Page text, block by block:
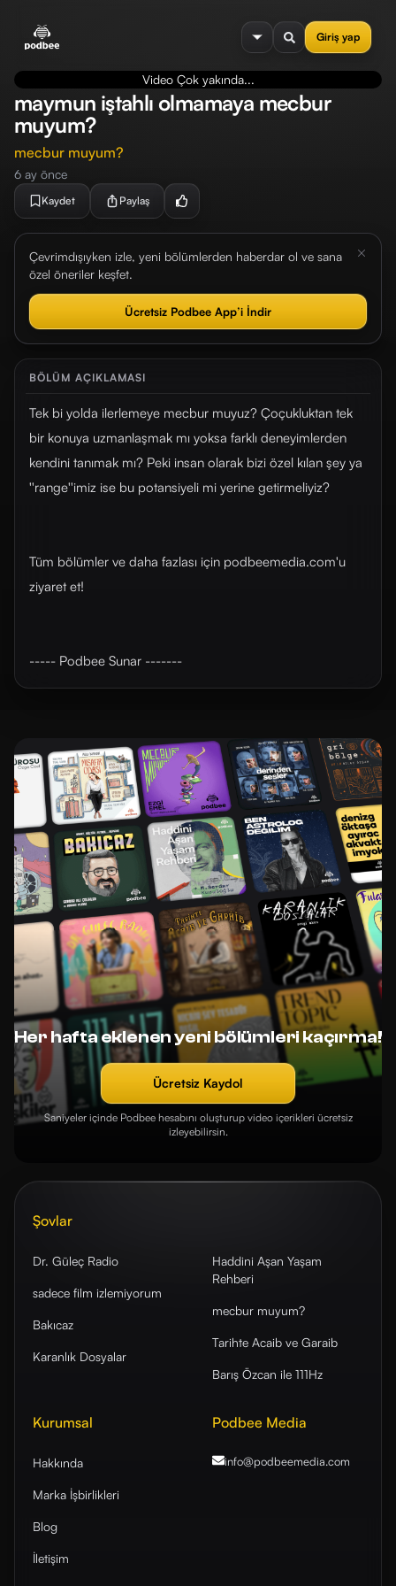
Giriş yap
menu
Video Çok yakında...
maymun iştahlı olmamaya mecbur
muyum?
mecbur muyum?
6 ay önce
Kaydet Paylaş
Çevrimdışıyken izle, yeni bölümlerden haberdar ol ve sana
özel öneriler keşfet.
Ücretsiz Podbee App’i İndir
BÖLÜM AÇIKLAMASI
Tek bi yolda ilerlemeye mecbur muyuz? Çoçukluktan tek
bir konuya uzmanlaşmak mı yoksa farklı deneyimlerden
kendini tanımak mı? Peki insan olarak bizi özel kılan şey ya
''range''imiz ise bu potansiyeli mi yerine getirmeliyiz?
Tüm bölümler ve daha fazlası için ⁠⁠⁠⁠⁠⁠⁠⁠⁠⁠⁠⁠⁠⁠⁠⁠⁠⁠⁠⁠⁠⁠⁠⁠⁠⁠⁠⁠⁠⁠⁠⁠⁠⁠⁠⁠⁠podbeemedia.com⁠⁠⁠⁠⁠⁠⁠⁠⁠⁠⁠⁠⁠⁠⁠⁠⁠⁠⁠⁠⁠⁠⁠⁠⁠⁠⁠⁠⁠⁠⁠⁠⁠⁠⁠⁠⁠'u
ziyaret et!
----- Podbee Sunar -------
Her hafta eklenen yeni bölümleri kaçırma!
Ücretsiz Kaydol
Saniyeler içinde Podbee hesabını oluşturup video içerikleri ücretsiz
izleyebilirsin.
Şovlar
Dr. Güleç Radio
sadece film izlemiyorum
Bakıcaz
Karanlık Dosyalar
Haddini Aşan Yaşam
Rehberi
mecbur muyum?
Tarihte Acaib ve Garaib
Barış Özcan ile 111Hz
Kurumsal
Hakkında
Marka İşbirlikleri
Blog
İletişim
Podbee Media
info@podbeemedia.com